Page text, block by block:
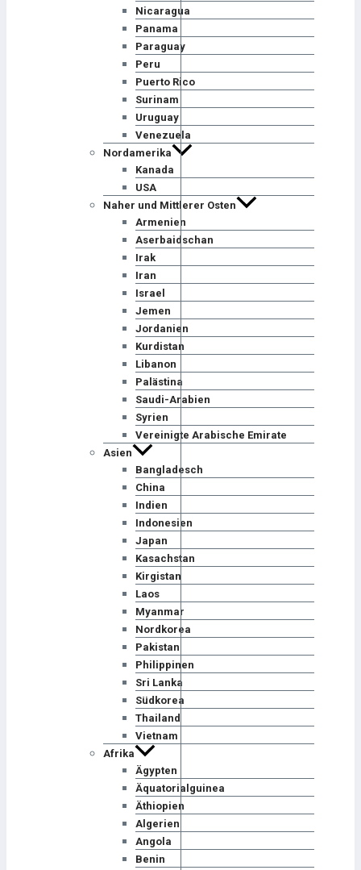
Nicaragua
Panama
Paraguay
Peru
Puerto Rico
Surinam
Uruguay
Venezuela
Nordamerika
Kanada
USA
Naher und Mittlerer Osten
Armenien
Aserbaidschan
Irak
Iran
Israel
Jemen
Jordanien
Kurdistan
Libanon
Palästina
Saudi-Arabien
Syrien
Vereinigte Arabische Emirate
Asien
Bangladesch
China
Indien
Indonesien
Japan
Kasachstan
Kirgistan
Laos
Myanmar
Nordkorea
Pakistan
Philippinen
Sri Lanka
Südkorea
Thailand
Vietnam
Afrika
Ägypten
Äquatorialguinea
Äthiopien
Algerien
Angola
Benin